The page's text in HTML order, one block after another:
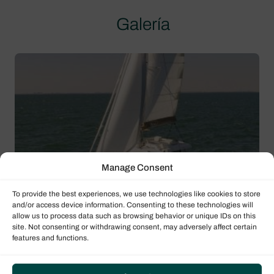
Manage Consent
To provide the best experiences, we use technologies like cookies to store
and/or access device information. Consenting to these technologies will
allow us to process data such as browsing behavior or unique IDs on this
site. Not consenting or withdrawing consent, may adversely affect certain
features and functions.
Galería